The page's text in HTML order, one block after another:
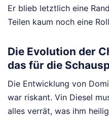
Er blieb letztlich eine
Teilen kaum noch eine
Die Evolution der
das für die
Die Entwicklung von
war riskant. Vin Diesel
alles verrät, was ihm